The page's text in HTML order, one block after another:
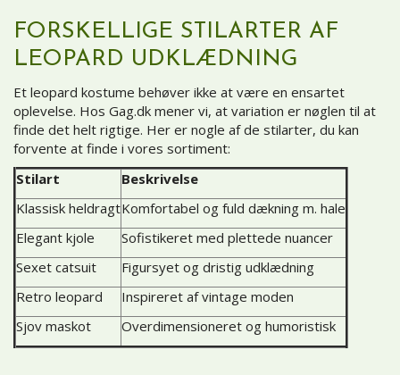
FORSKELLIGE STILARTER AF
LEOPARD UDKLÆDNING
Et leopard kostume behøver ikke at være en ensartet
oplevelse. Hos Gag.dk mener vi, at variation er nøglen til at
finde det helt rigtige. Her er nogle af de stilarter, du kan
forvente at finde i vores sortiment:
Stilart
Beskrivelse
Klassisk heldragtKomfortabel og fuld dækning m. hale
Elegant kjole
Sofistikeret med plettede nuancer
Sexet catsuit
Figursyet og dristig udklædning
Retro leopard
Inspireret af vintage moden
Sjov maskot
Overdimensioneret og humoristisk